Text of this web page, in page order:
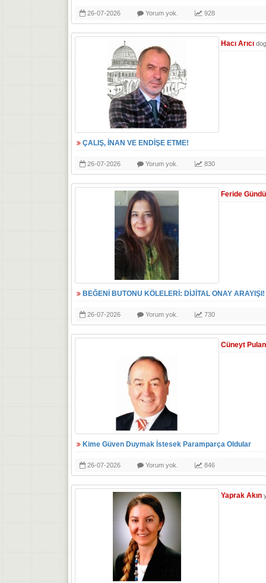
26-07-2026 Yorum yok. 928
Hacı Arıcı
ÇALIŞ, İNAN VE ENDİŞE ETME!
26-07-2026 Yorum yok. 830
Feride
BEĞENİ BUTONU KÖLELERİ: DİJİTAL ONAY ARAYIŞI!
26-07-2026 Yorum yok. 730
Cüneyt
Kime Güven Duymak İstesek Paramparça Oldular
26-07-2026 Yorum yok. 846
Yaprak Akın